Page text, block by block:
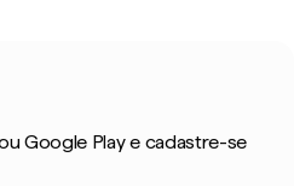
Google Play e cadastre-se